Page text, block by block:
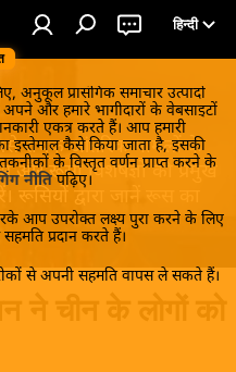
हिन्दी
अनुकूल प्रासंगिक समाचार उत्पादों
और हमारे भागीदारों के वेबसाइटों
एकत्र करते हैं। आप हमारी
इस्तेमाल कैसे किया जाता है, इसकी
के विस्तृत वर्णन प्राप्त करने के
नीति पढ़िए।
आप उपरोक्त लक्ष्य पुरा करने के लिए
प्रदान करते हैं।
से अपनी सहमति वापस ले सकते हैं।
रोचक आंतरिक मामलों के
और रूसी विशेषज्ञों की प्रमुख
रूसियों द्वारा जानें रूस का
ने चीन के लोगों को